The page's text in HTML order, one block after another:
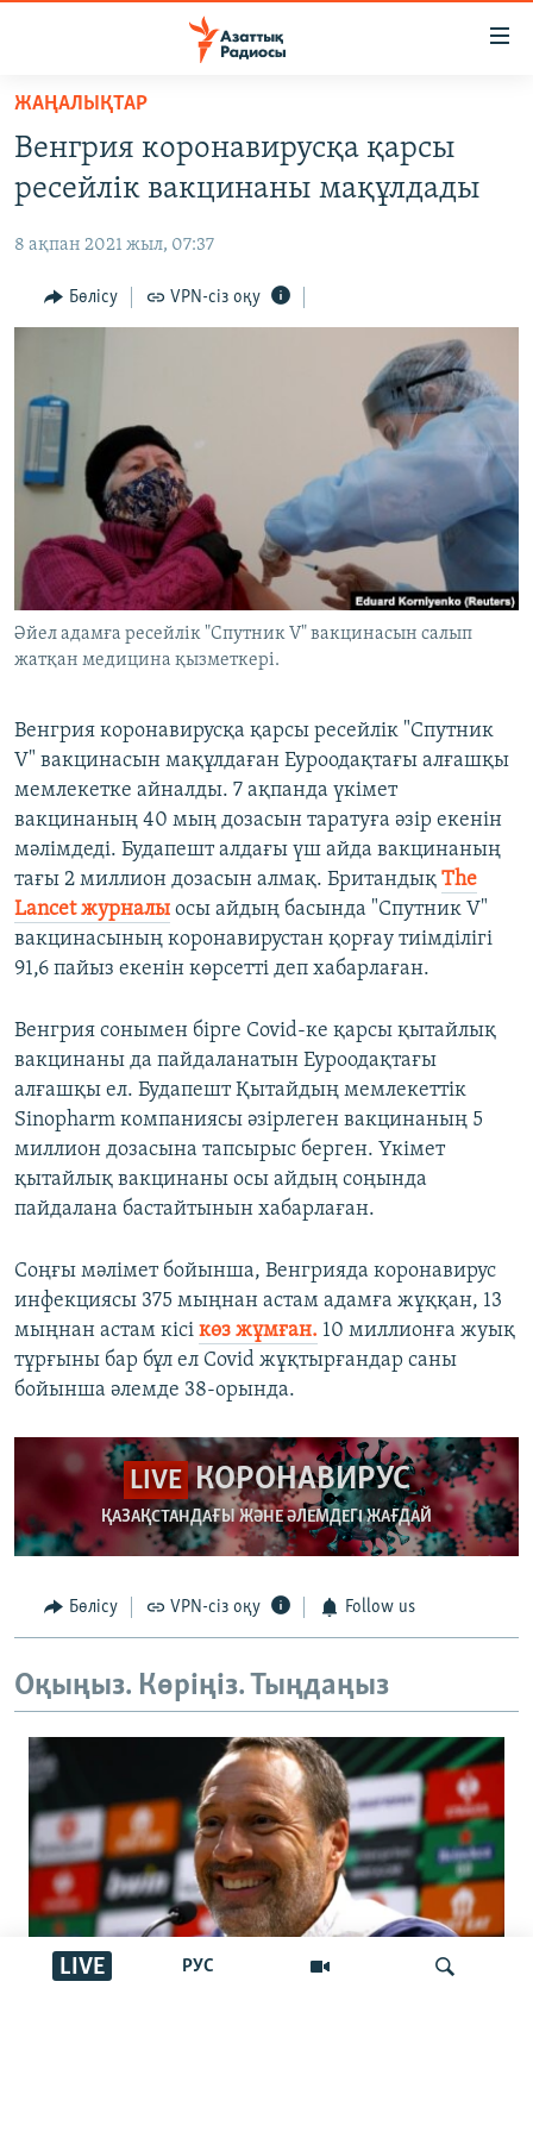
Skip
main
content
Skip
to
Navigation
Skip
Search
САЯСАТ
AZATTYQTV
ҚАҢТАР ОҚИҒАСЫ
АДАМ ҚҰҚЫҚТАРЫ
АРНАЙЫ ЖОБАЛАР
Русский
ЖАЗЫЛЫҢЫЗ
Басқа тілдерде
РУС
LIVE
ЖАҢАЛЫҚТАР
Венгрия коронавирусқа қарсы
ресейлік вакцинаны мақұлдады
8 ақпан 2021 жыл, 07:37
Бөлісу VPN-сіз оқу
Әйел адамға ресейлік "Спутник V" вакцинасын салып
жатқан медицина қызметкері.
Венгрия коронавирусқа қарсы ресейлік "Спутник
V" вакцинасын мақұлдаған Еуроодақтағы алғашқы
мемлекетке айналды. 7 ақпанда үкімет
вакцинаның 40 мың дозасын таратуға әзір екенін
мәлімдеді. Будапешт алдағы үш айда вакцинаның
тағы 2 миллион дозасын алмақ. Британдық The
Lancet журналы осы айдың басында "Спутник V"
вакцинасының коронавирустан қорғау тиімділігі
91,6 пайыз екенін көрсетті деп хабарлаған.
Венгрия сонымен бірге Covid-ке қарсы қытайлық
вакцинаны да пайдаланатын Еуроодақтағы
алғашқы ел. Будапешт Қытайдың мемлекеттік
Sinopharm компаниясы әзірлеген вакцинаның 5
миллион дозасына тапсырыс берген. Үкімет
қытайлық вакцинаны осы айдың соңында
пайдалана бастайтынын хабарлаған.
Соңғы мәлімет бойынша, Венгрияда коронавирус
инфекциясы 375 мыңнан астам адамға жұққан, 13
мыңнан астам кісі көз жұмған. 10 миллионға жуық
тұрғыны бар бұл ел Covid жұқтырғандар саны
бойынша әлемде 38-орында.
LIVE КОРОНАВИРУС
ҚАЗАҚСТАНДАҒЫ ЖӘНЕ ӘЛЕМДЕГІ ЖАҒДАЙ
Бөлісу VPN-сіз оқу Follow us
Оқыңыз. Көріңіз. Тыңдаңыз